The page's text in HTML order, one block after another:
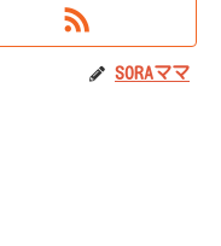
SORAママ